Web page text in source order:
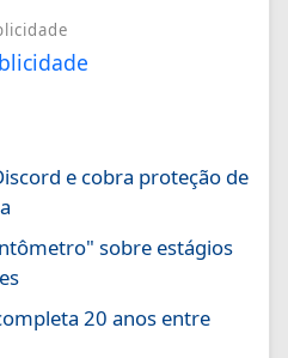
e cobra proteção de
sobre estágios
20 anos entre